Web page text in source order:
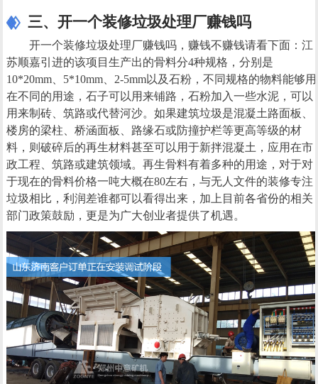
三、开一个装修垃圾处理厂赚钱吗
开一个装修垃圾处理厂赚钱吗，赚钱不赚钱请看下面：江
苏顺嘉引进的该项目生产出的骨料分4种规格，分别是
10*20mm、5*10mm、2-5mm以及石粉，不同规格的物料能够用
在不同的用途，石子可以用来铺路，石粉加入一些水泥，可以
用来制砖、筑路或代替河沙。如果建筑垃圾是混凝土路面板、
楼房的梁柱、桥涵面板、路缘石或防撞护栏等更高等级的材
料，则破碎后的再生材料甚至可以用于新拌混凝土，应用在市
政工程、筑路或建筑领域。再生骨料有着多种的用途，对于对
于现在的骨料价格一吨大概在80左右，与无人文件的装修专注
垃圾相比，利润差谁都可以看得出来，加上目前各省份的相关
部门政策鼓励，更是为广大创业者提供了机遇。